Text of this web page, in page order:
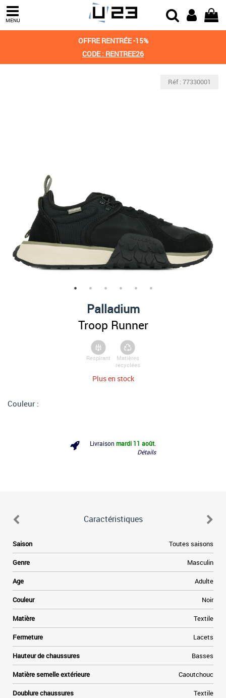
MENU
OFFRE RENTRÉE -15%
CODE : RENTREE26
Réf : 77330001
Palladium
Troop Runner
Respirant
Matières
recyclées
Plus en stock
Couleur :
Livraison mardi 11 août
Détails
Caractéristiques
Saison Toutes saisons
Genre Masculin
Age Adulte
Couleur Noir
Matière Textile
Fermeture Lacets
Hauteur de chaussures Basses
Matière semelle extérieure Caoutchouc
Doublure chaussures Textile